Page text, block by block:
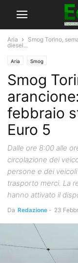
Aria
Smog Torino,
diesel...
Aria Smog
Smog
febbraio
Euro 5
Dalle ore 8:00 alle
circolazione dei
persone e dei
trasporto merci. La
hanno attivato il
Da Redazione - 23